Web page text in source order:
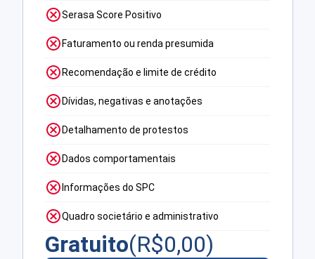
Serasa Score Positivo
Faturamento ou renda presumida
Recomendação e limite de crédito
Dívidas, negativas e anotações
Detalhamento de protestos
Dados comportamentais
Informações do SPC
Quadro societário e administrativo
Gratuito(R$0,00)